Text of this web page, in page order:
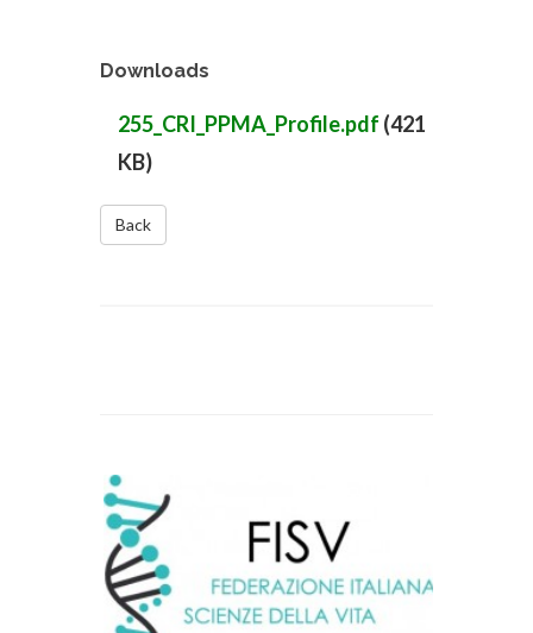
Downloads
255_CRI_PPMA_Profile.pdf (421
KB)
Back